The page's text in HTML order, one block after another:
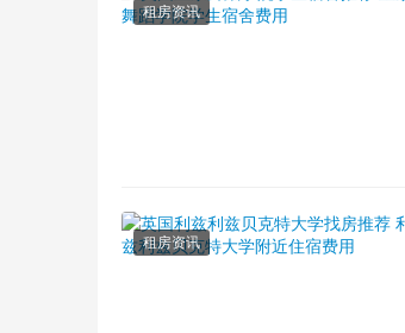
租房资讯
租房资讯